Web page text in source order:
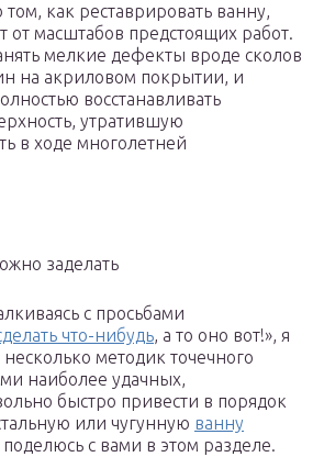
том, как реставрировать ванну,
от масштабов предстоящих работ.
мелкие дефекты вроде сколов
на акриловом покрытии, и
восстанавливать
утратившую
в ходе многолетней
заделать
с просьбами
что-нибудь, а то оно вот!», я
методик точечного
наиболее удачных,
быстро привести в порядок
или чугунную ванну
поделюсь с вами в этом разделе.